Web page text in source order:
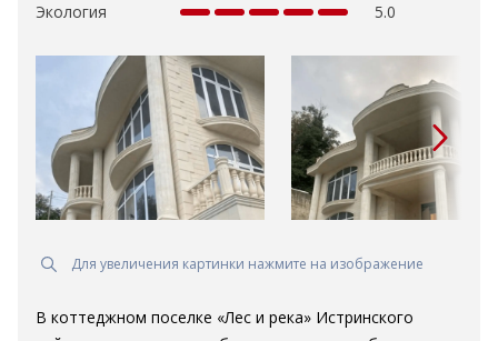
Экология
5.0
Для увеличения картинки нажмите на изображение
В коттеджном поселке «Лес и река» Истринского